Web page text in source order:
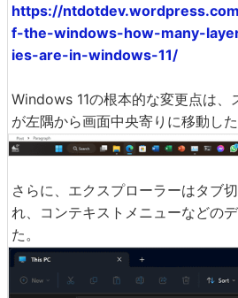
https://
f-the-windows-how-many-
ies-are-in-windows-11/
Windows 11の根本的な変更点は、
が左隅から画面中央寄りに移動した
さらに、エクスプローラーはタブ
れ、コンテキストメニューなどの
た。